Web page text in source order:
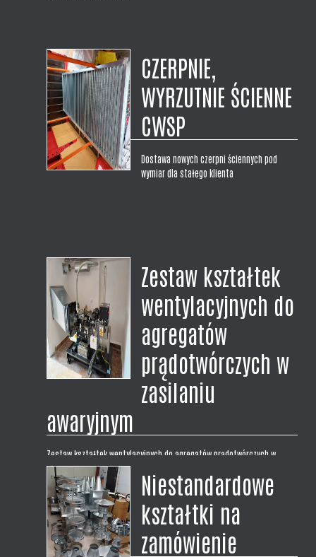
CZERPNIE,
WYRZUTNIE ŚCIENNE
CWSP
Dostawa nowych czerpni ściennych pod
wymiar dla stałego klienta
Zestaw kształtek
wentylacyjnych do
agregatów
prądotwórczych w
zasilaniu
awaryjnym
Zestaw kształtek wentylacyjnych do agregatów prądotwórczych w
zasilaniu awaryjnym. Zrealizowaliśmy dostawę kompletnego zestawu
kształtek wentylacyjnych dla naszego klienta. Zestaw na wymiar do
montażu zasilania awaryjnego z agregatem prądotwórczym w budynku
Urzędu Gminy.
Niestandardowe
kształtki na
zamówienie